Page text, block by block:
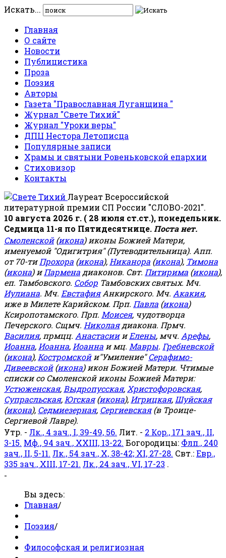
Искать...
Главная
О сайте
Новости
Публицистика
Проза
Поэзия
Авторы
Газета "Православная Луганщина "
Журнал "Свете Тихий"
Журнал "Уроки веры"
ДПЦ Нестора Летописца
Популярные записи
Храмы и святыни Ровеньковской епархии
Стиховизор
Контакты
Лауреат Всероссийской
литературной премии СП России "СЛОВО-2021".
10 августа 2026 г. ( 28 июля ст.ст.), понедельник.
Седмица 11-я по Пятидесятнице. Поста нет.
Смоленской(икона) иконы Божией Матери,
именуемой "Одигитрия" (Путеводительница). Апп.
от 70-тиПрохора (икона), Никанора (икона), Тимона
(икона) иПармена диаконов. Свт. Питирима (икона),
еп. Тамбовского. Собор Тамбовских святых. Мч.
Иулиана. Мч. ЕвстафияАнкирского. Мч. Акакия,
иже в Милете Карийском. Прп. Павла (икона)
Ксиропотамского. Прп. Моисея, чудотворца
Печерского. Сщмч. Николаядиакона. Прмч.
Василия, прмцц. АнастасиииЕлены, мчч. Арефы,
Иоанна, Иоанна, Иоанна и мц. Мавры. Гребневской
(икона), Костромскойи"Умиление"Серафимо-
Дивеевской(икона) икон Божией Матери. Чтимые
списки со Смоленской иконы Божией Матери:
Устюженская, Выдропусская, Христофоровская,
Супрасльская, Югская(икона), Игрицкая, Шуйская
(икона), Седмиезерная, Сергиевская(в Троице-
Сергиевой Лавре).
Утр. - Лк., 4 зач., I, 39-49, 56. Лит. - 2 Кор., 171 зач., II,
3-15. Мф., 94 зач., XXIII, 13-22. Богородицы: Флп., 240
зач., II, 5-11. Лк., 54 зач., X, 38-42; XI, 27-28. Свт.:Евр.,
335 зач., XIII, 17-21. Лк., 24 зач., VI, 17-23 .
-
Вы здесь:
Главная/
Поэзия/
Философская и религиозная